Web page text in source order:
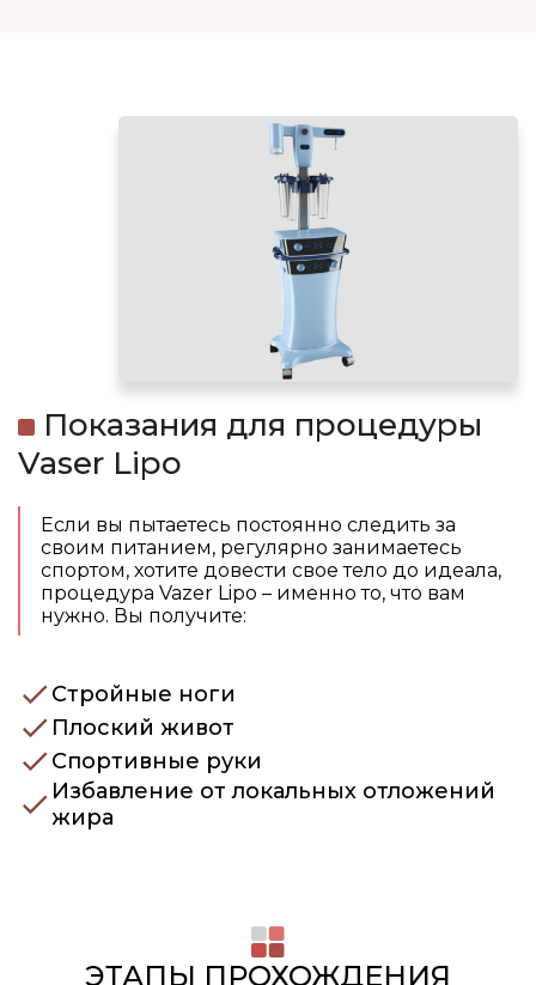
Показания для процедуры
Vaser Lipo
Если вы пытаетесь постоянно следить за
своим питанием, регулярно занимаетесь
спортом, хотите довести свое тело до идеала,
процедура Vazer Lipo – именно то, что вам
нужно. Вы получите:
Стройные ноги
Плоский живот
Спортивные руки
Избавление от локальных отложений
жира
ЭТАПЫ ПРОХОЖДЕНИЯ